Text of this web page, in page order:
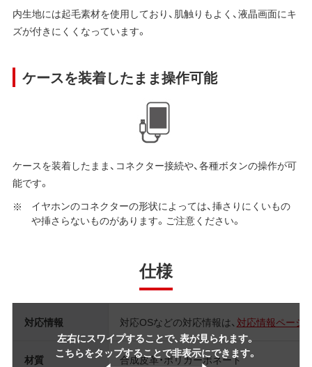
内生地には起毛素材を使用しており、肌触りもよく、液晶画面にキ
ズが付きにくくなっています。
ケースを装着したまま操作可能
ケースを装着したまま、コネクター接続や、各種ボタンの操作が可
能です。
イヤホンのコネクターの形状によっては、挿さりにくいもの
や挿さらないものがあります。ご注意ください。
仕様
左右にスワイプすることで、表が見られます。
こちらをタップすることで非表示にできます。
対応情報 対応OSなどの対応情報は、 対応情報ページ
材質 合成皮革・ポリカーボネート